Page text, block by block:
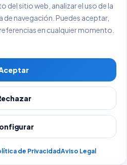
del sitio web, analizar el uso de la
de navegación. Puedes aceptar,
en cualquier momento.
de PrivacidadAviso Legal